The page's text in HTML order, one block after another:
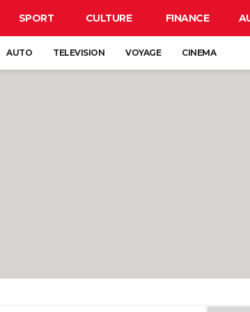
SPORT CULTURE FINANCE
AUTO TELEVISION VOYAGE CINEMA